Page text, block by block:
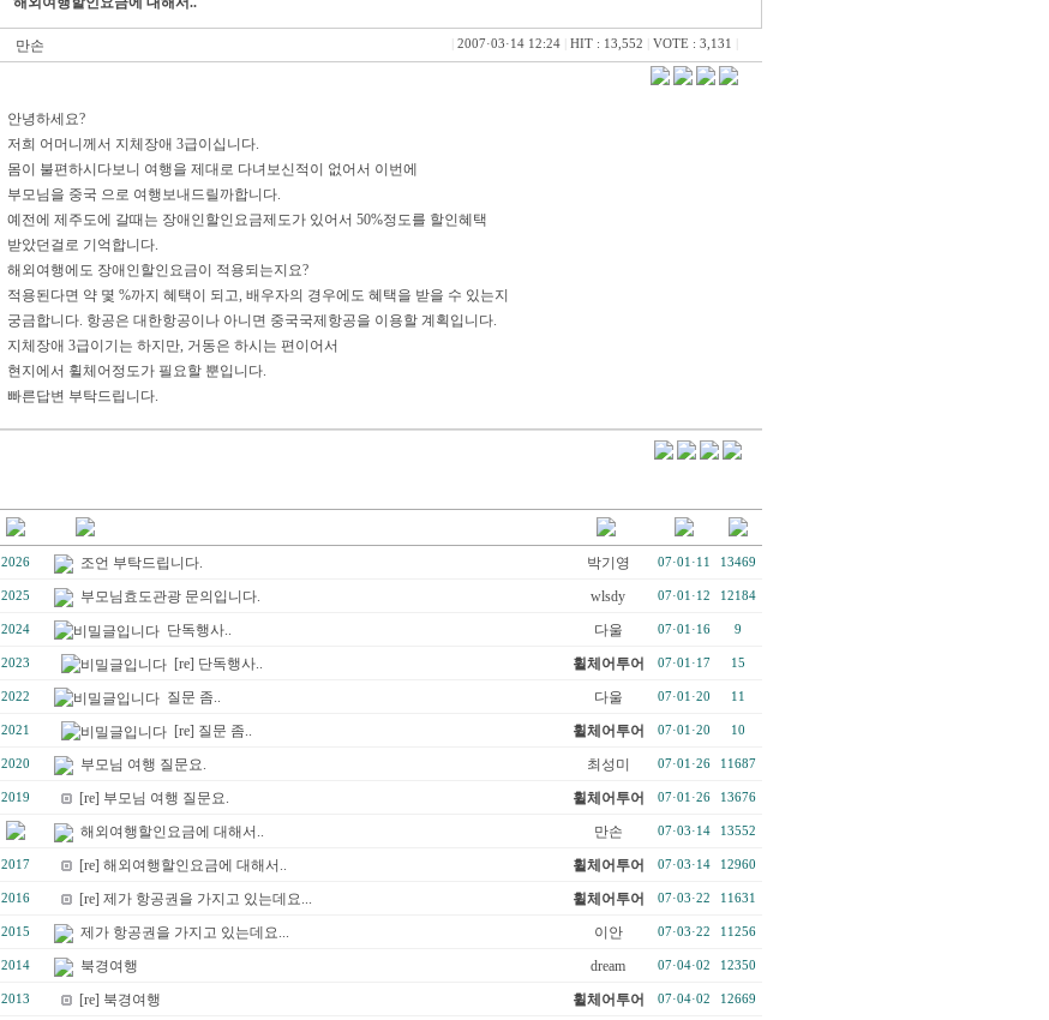
만손 2007·03·14 12:24 HIT : 13,552 VOTE : 3,131
안녕하세요?
저희 어머니께서 지체장애 3급이십니다.
몸이 불편하시다보니 여행을 제대로 다녀보신적이 없어서 이번에
부모님을 중국 으로 여행보내드릴까합니다.
예전에 제주도에 갈때는 장애인할인요금제도가 있어서 50%정도를 할인혜택
받았던걸로 기억합니다.
해외여행에도 장애인할인요금이 적용되는지요?
적용된다면 약 몇 %까지 혜택이 되고, 배우자의 경우에도 혜택을 받을 수 있는지
궁금합니다. 항공은 대한항공이나 아니면 중국국제항공을 이용할 계획입니다.
지체장애 3급이기는 하지만, 거동은 하시는 편이어서
현지에서 휠체어정도가 필요할 뿐입니다.
빠른답변 부탁드립니다.
2026 조언 부탁드립니다. 박기영 07·01·11 13469
2025 부모님효도관광 문의입니다. wlsdy 07·01·12 12184
2024 단독행사.. 다울 07·01·16 9
2023 [re] 단독행사.. 휠체어투어 07·01·17 15
2022 질문 좀.. 다울 07·01·20 11
2021 [re] 질문 좀.. 휠체어투어 07·01·20 10
2020 부모님 여행 질문요. 최성미 07·01·26 11687
2019 [re] 부모님 여행 질문요. 휠체어투어 07·01·26 13676
해외여행할인요금에 대해서.. 만손 07·03·14 13552
2017 [re] 해외여행할인요금에 대해서.. 휠체어투어 07·03·14 12960
2016 [re] 제가 항공권을 가지고 있는데요... 휠체어투어 07·03·22 11631
2015 제가 항공권을 가지고 있는데요... 이안 07·03·22 11256
2014 북경여행 dream 07·04·02 12350
2013 [re] 북경여행 휠체어투어 07·04·02 12669